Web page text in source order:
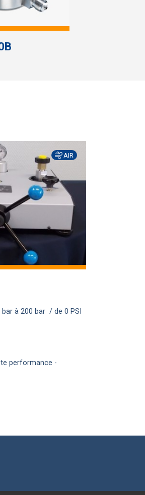
AIR
bar à 200 bar / de 0 PSI
performance -